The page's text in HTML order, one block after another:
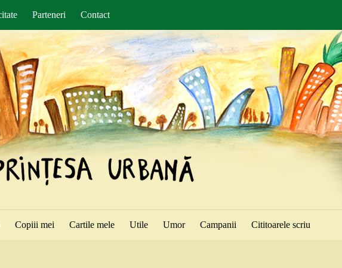
Parteneri Contact
Copiii mei Cartile mele Utile Umor Campanii Cititoarele scriu